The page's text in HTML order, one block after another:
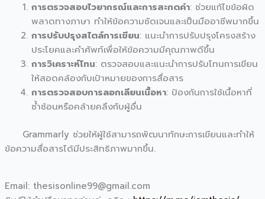
การตรวจสอบไวยากรณ์และการสะกดคำ: ช่วยแก้ไขข้อผิด
พลาดทางภาษา ทำให้ข้อความชัดเจนและเป็นมืออาชีพมากขึ้น
การปรับปรุงสไตล์การเขียน: แนะนำการปรับปรุงโครงสร้าง
ประโยคและคำศัพท์เพื่อให้ข้อความมีคุณภาพดีขึ้น
การวิเคราะห์โทน: ตรวจสอบและแนะนำการปรับโทนการเขียน
ให้สอดคล้องกับเป้าหมายของการสื่อสาร
การตรวจสอบการลอกเลียนเนื้อหา: ป้องกันการใช้เนื้อหาที่
ซ้ำซ้อนหรือคล้ายคลึงกับผู้อื่น
Grammarly ช่วยให้ผู้ใช้สามารถพัฒนาทักษะการเขียนและทำให้
ข้อความสื่อสารได้มีประสิทธิภาพมากขึ้น.
Email: thesisonline99@gmail.com